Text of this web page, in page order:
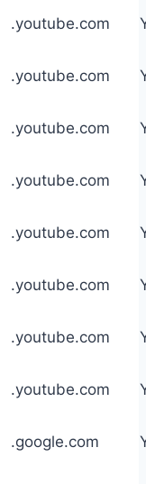
.youtube.com
.youtube.com
.youtube.com
.youtube.com
.youtube.com
.youtube.com
.youtube.com
.youtube.com
.google.com